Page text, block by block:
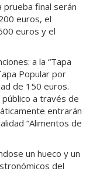
final serán
euros, el
euros y el
a la “Tapa
Popular por
de 150 euros.
a través de
entrarán
“Alimentos de
un hueco y un
del